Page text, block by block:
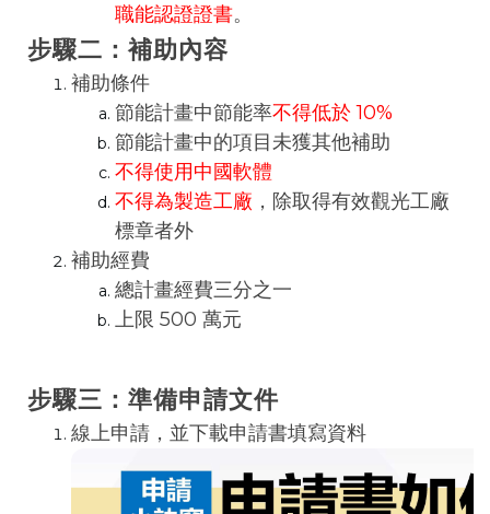
職能認證證書。
步驟二：補助內容
補助條件
節能計畫中節能率不得低於 10%
節能計畫中的項目未獲其他補助
不得使用中國軟體
不得為製造工廠 ，除取得有效觀光工廠
標章者外
補助經費
總計畫經費三分之一
上限 500 萬元
步驟三：準備申請文件
線上申請 ，並下載申請書填寫資料